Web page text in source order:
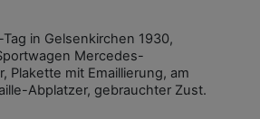
in Gelsenkirchen 1930,
Mercedes-
Plakette mit Emaillierung, am
Abplatzer, gebrauchter Zust.